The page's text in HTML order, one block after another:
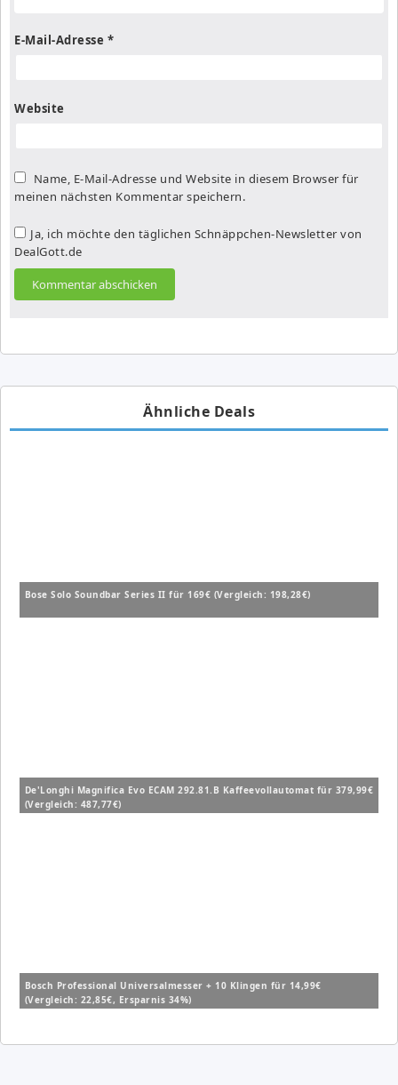
E-Mail-Adresse *
Website
Name, E-Mail-Adresse und Website in diesem Browser für
meinen nächsten Kommentar speichern.
Ja, ich möchte den täglichen Schnäppchen-Newsletter von
DealGott.de
Ähnliche Deals
Bose Solo Soundbar Series II für 169€ (Vergleich: 198,28€)
De'Longhi Magnifica Evo ECAM 292.81.B Kaffeevollautomat für 379,99€
(Vergleich: 487,77€)
Bosch Professional Universalmesser + 10 Klingen für 14,99€
(Vergleich: 22,85€, Ersparnis 34%)